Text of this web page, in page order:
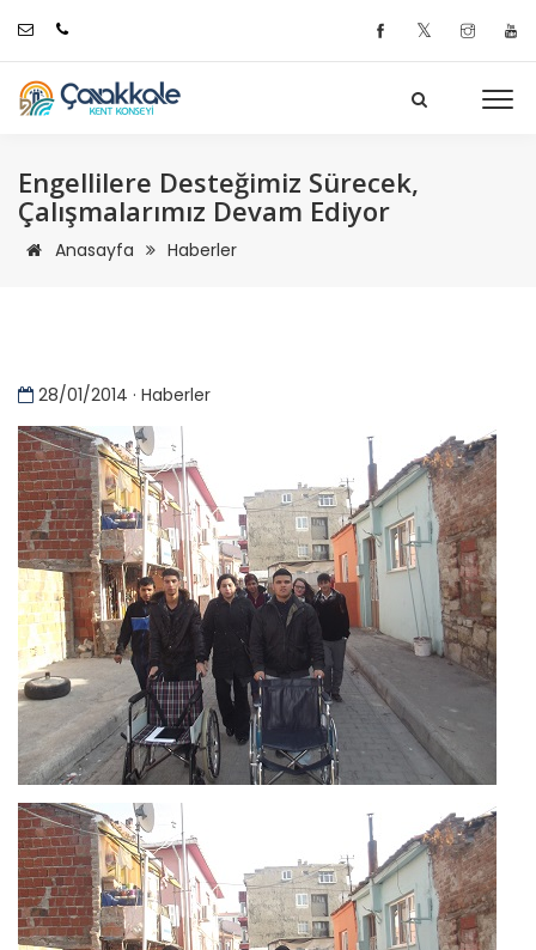
𝕏
Engellilere Desteğimiz Sürecek,
Çalışmalarımız Devam Ediyor
Anasayfa Haberler
28/01/2014 · Haberler